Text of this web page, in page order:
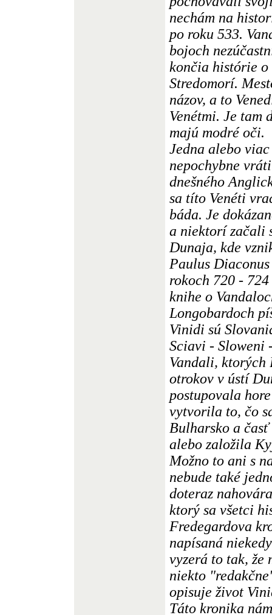
nechám na
po roku 533.
bojoch
končia histórie
Stredomorí.
názov, a to
Venétmi. Je tam
majú modré oči.
Jedna alebo
nepochybne
dnešného
sa títo Venéti
báda. Je
a niektorí začali
Dunaja, kde
Paulus
rokoch 720 -
knihe o
Longobardoch
Vinidi sú
Sciavi - Sloweni
Vandali, ktorých
otrokov v ústí
postupovala
vytvorila to, čo
Bulharsko a
alebo založila
Možno to ani s
nebude také
doteraz
ktorý sa všetci
Fredegardova
napísaná
vyzerá to tak, že
niekto
opisuje život
Táto kronika